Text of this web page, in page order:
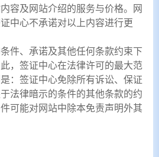
容及网站介绍的服务与价格。网
中心不承诺对以上内容进行更
件、承诺及其他任何条款约束下
，签证中心在法律许可的最大范
：签证中心免除所有诉讼、保证
法律暗示的条件的其他条款的约
可能对网站中除本免责声明外其